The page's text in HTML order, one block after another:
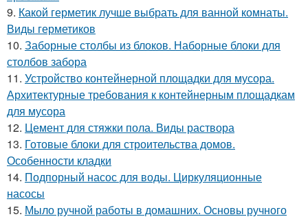
9. Какой герметик лучше выбрать для ванной комнаты.
Виды герметиков
10. Заборные столбы из блоков. Наборные блоки для
столбов забора
11. Устройство контейнерной площадки для мусора.
Архитектурные требования к контейнерным площадкам
для мусора
12. Цемент для стяжки пола. Виды раствора
13. Готовые блоки для строительства домов.
Особенности кладки
14. Подпорный насос для воды. Циркуляционные
насосы
15. Мыло ручной работы в домашних. Основы ручного